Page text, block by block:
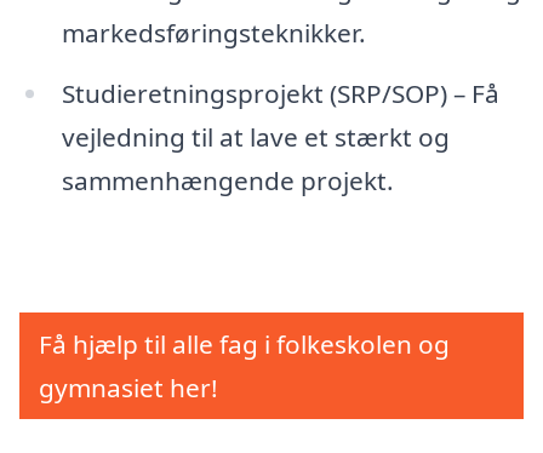
markedsføringsteknikker.
Studieretningsprojekt (SRP/SOP) – Få
vejledning til at lave et stærkt og
sammenhængende projekt.
Få hjælp til alle fag i folkeskolen og
gymnasiet her!